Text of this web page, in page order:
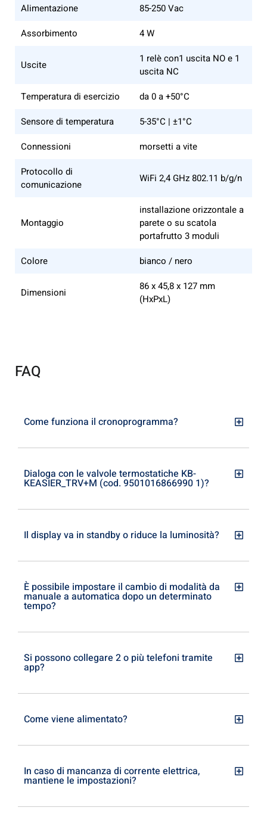
Alimentazione
85-250 Vac
Assorbimento
4 W
Uscite
1 relè con1 uscita NO e 1
uscita NC
Temperatura di esercizio
da 0 a +50°C
Sensore di temperatura
5-35°C | ±1°C
Connessioni
morsetti a vite
Protocollo di
comunicazione
WiFi 2,4 GHz 802.11 b/g/n
Montaggio
installazione orizzontale a
parete o su scatola
portafrutto 3 moduli
Colore
bianco / nero
Dimensioni
86 x 45,8 x 127 mm
(HxPxL)
FAQ
Come funziona il cronoprogramma?
Dialoga con le valvole termostatiche KB-
KEASIER_TRV+M (cod. 9501016866990 1)?
Il display va in standby o riduce la luminosità?
È possibile impostare il cambio di modalità da
manuale a automatica dopo un determinato
tempo?
Si possono collegare 2 o più telefoni tramite
app?
Come viene alimentato?
In caso di mancanza di corrente elettrica,
mantiene le impostazioni?